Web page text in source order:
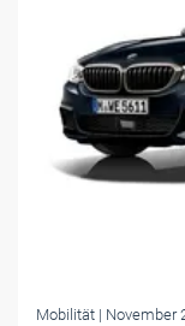
Mobilität | November